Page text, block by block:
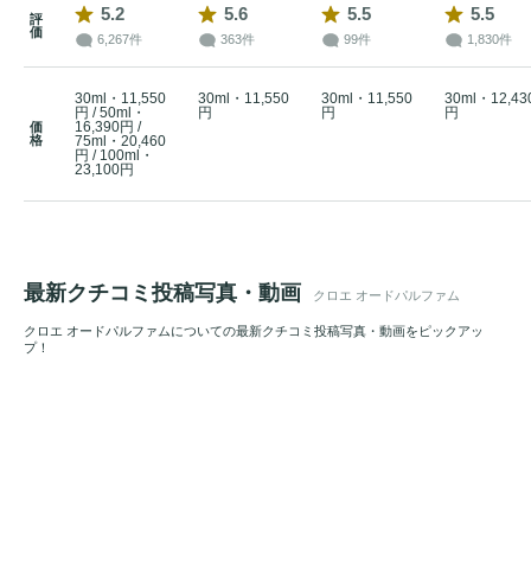
評
価
5.2
6,267件
5.6
363件
5.5
99件
5.5
1,830件
価
格
30ml・11,550
円 / 50ml・
16,390円 /
75ml・20,460
円 / 100ml・
23,100円
30ml・11,550
円
30ml・11,550
円
30ml・
円
最新クチコミ投稿写真・動画 クロエ オードパルファム
クロエ オードパルファムについての最新クチコミ投稿写真・動画をピックアッ
プ！